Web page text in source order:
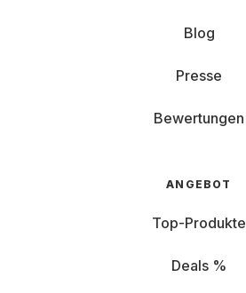
Blog
Presse
Bewertungen
ANGEBOT
Top-Produkte
Deals %